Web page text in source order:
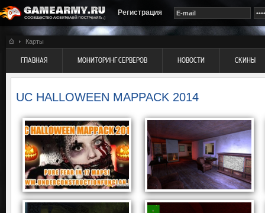
Регистрация
Карты
ГЛАВНАЯ МОНИТОРИНГ СЕРВЕРОВ НОВОСТИ СКИНЫ
UC HALLOWEEN MAPPACK 2014